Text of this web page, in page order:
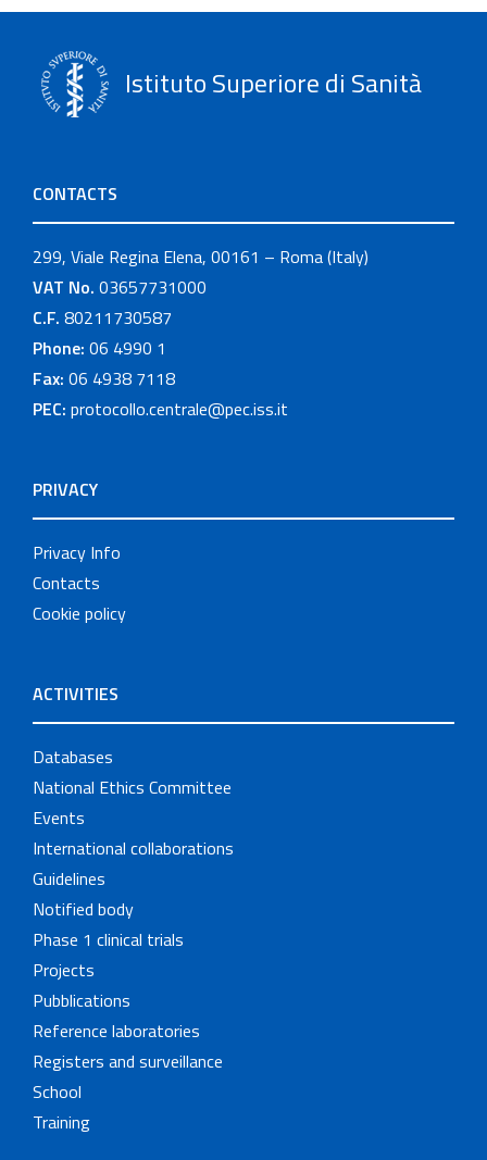
Istituto Superiore di Sanità
CONTACTS
299, Viale Regina Elena, 00161 – Roma (Italy)
VAT No. 03657731000
C.F. 80211730587
Phone: 06 4990 1
Fax: 06 4938 7118
PEC: protocollo.centrale@pec.iss.it
PRIVACY
Privacy Info
Contacts
Cookie policy
ACTIVITIES
Databases
National Ethics Committee
Events
International collaborations
Guidelines
Notified body
Phase 1 clinical trials
Projects
Pubblications
Reference laboratories
Registers and surveillance
School
Training